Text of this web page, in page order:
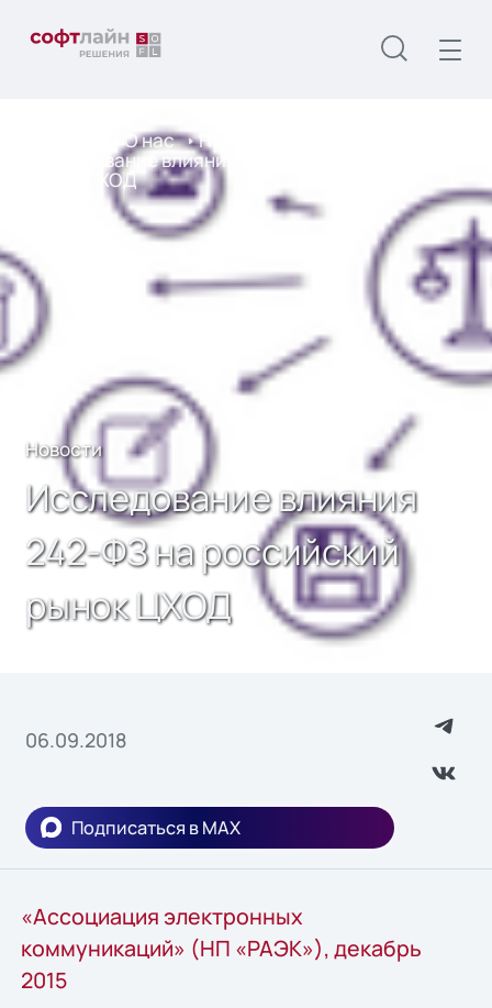
О нас Новости
Исследование влияния 242-ФЗ на российский
рынок ЦХОД
Новости
Исследование влияния
242-ФЗ на российский
рынок ЦХОД
06.09.2018
Подписаться в MAX
«Ассоциация электронных
коммуникаций» (НП «РАЭК»), декабрь
2015